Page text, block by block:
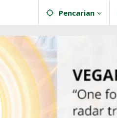
Pencarian